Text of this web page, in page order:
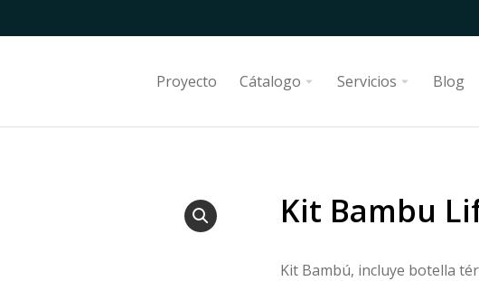
Proyecto Cátalogo Servicios Blog
Kit Bambu
Kit Bambú, incluye botella